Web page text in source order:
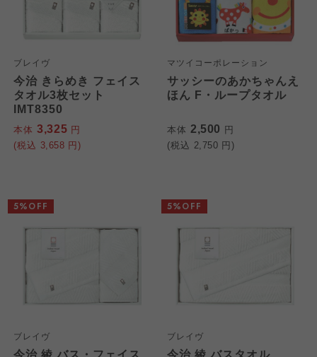
ブレイヴ
今治 きらめき フェイス
タオル3枚セット
IMT8350
本体 3,325 円
(税込 3,658 円)
マツイコーポレーション
サッシーのあかちゃんえ
ほん F・ループタオル
本体 2,500 円
(税込 2,750 円)
ブレイヴ
今治 綾 バス・フェイス
5%OFF
ブレイヴ
今治 綾 バスタオル
5%OFF